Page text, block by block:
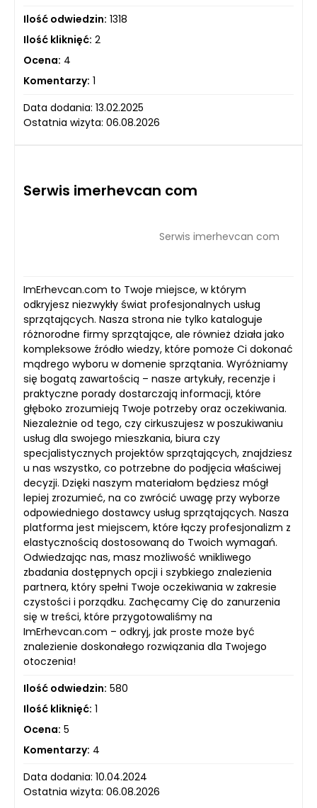
Ilość odwiedzin: 1318
Ilość kliknięć: 2
Ocena: 4
Komentarzy: 1
Data dodania: 13.02.2025
Ostatnia wizyta: 06.08.2026
Serwis imerhevcan com
Serwis imerhevcan com
ImErhevcan.com to Twoje miejsce, w którym
odkryjesz niezwykły świat profesjonalnych usług
sprzątających. Nasza strona nie tylko kataloguje
różnorodne firmy sprzątające, ale również działa jako
kompleksowe źródło wiedzy, które pomoże Ci dokonać
mądrego wyboru w domenie sprzątania. Wyróżniamy
się bogatą zawartością – nasze artykuły, recenzje i
praktyczne porady dostarczają informacji, które
głęboko zrozumieją Twoje potrzeby oraz oczekiwania.
Niezależnie od tego, czy cirkuszujesz w poszukiwaniu
usług dla swojego mieszkania, biura czy
specjalistycznych projektów sprzątających, znajdziesz
u nas wszystko, co potrzebne do podjęcia właściwej
decyzji. Dzięki naszym materiałom będziesz mógł
lepiej zrozumieć, na co zwrócić uwagę przy wyborze
odpowiedniego dostawcy usług sprzątających. Nasza
platforma jest miejscem, które łączy profesjonalizm z
elastycznością dostosowaną do Twoich wymagań.
Odwiedzając nas, masz możliwość wnikliwego
zbadania dostępnych opcji i szybkiego znalezienia
partnera, który spełni Twoje oczekiwania w zakresie
czystości i porządku. Zachęcamy Cię do zanurzenia
się w treści, które przygotowaliśmy na
ImErhevcan.com – odkryj, jak proste może być
znalezienie doskonałego rozwiązania dla Twojego
otoczenia!
Ilość odwiedzin: 580
Ilość kliknięć: 1
Ocena: 5
Komentarzy: 4
Data dodania: 10.04.2024
Ostatnia wizyta: 06.08.2026